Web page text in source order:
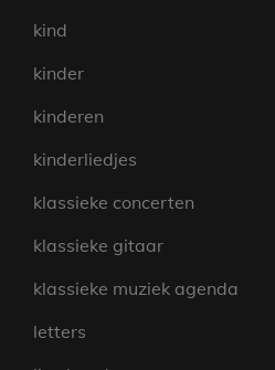
kind
kinder
kinderen
kinderliedjes
klassieke concerten
klassieke gitaar
klassieke muziek agenda
letters